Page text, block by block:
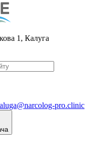
1, Калуга
pro.clinic